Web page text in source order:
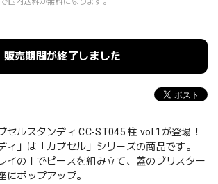
販売期間が終了しました
セルスタンディ CC-ST045 柱 vol.1が登場！
ィ」は「カブセル」シリーズの商品です。
イの上でピースを組み立て、蓋のブリスター
にポップアップ。